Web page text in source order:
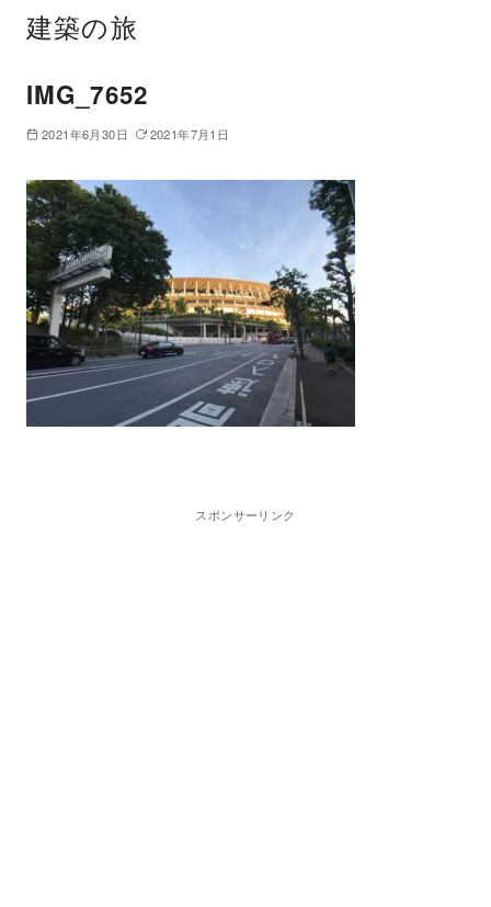
建築の旅
IMG_7652
2021年6月30日 2021年7月1日
スポンサーリンク